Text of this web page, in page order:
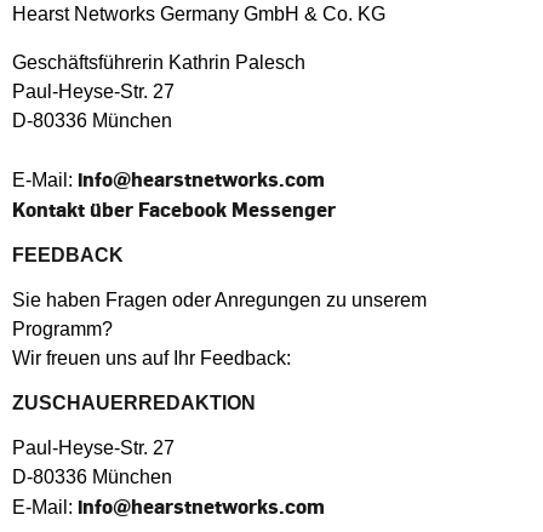
Hearst Networks Germany GmbH & Co. KG
Geschäftsführerin Kathrin Palesch
Paul-Heyse-Str. 27
D-80336 München
E-Mail: info@hearstnetworks.com
Kontakt über Facebook Messenger
FEEDBACK
Sie haben Fragen oder Anregungen zu unserem
Programm?
Wir freuen uns auf Ihr Feedback:
ZUSCHAUERREDAKTION
Paul-Heyse-Str. 27
D-80336 München
E-Mail: info@hearstnetworks.com